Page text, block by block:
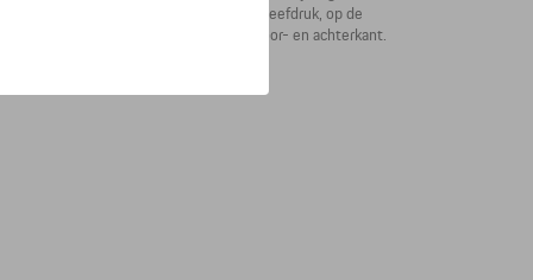
katoen, op de voorkant als kleine zeefdruk, op de
verschijnt onder het nummer op de voor- en achterkant.